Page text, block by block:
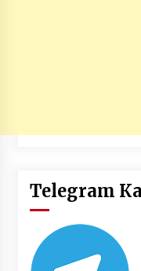
Telegram